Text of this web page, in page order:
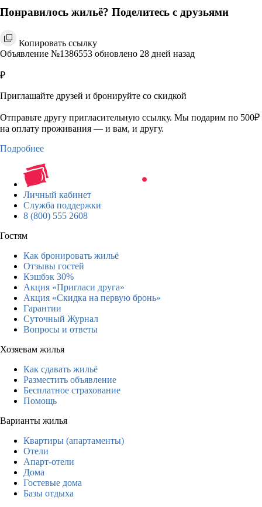
Понравилось жильё? Поделитесь с друзьями
Копировать ссылку
Объявление №1386553 обновлено 28 дней назад
₽
Приглашайте друзей и бронируйте со скидкой
Отправьте другу пригласительную ссылку. Мы подарим по 500₽
на оплату проживания — и вам, и другу.
Подробнее
Личный кабинет
Служба поддержки
8 (800) 555 2608
Гостям
Как бронировать жильё
Отзывы гостей
Кэшбэк 30%
Акция «Пригласи друга»
Акция «Скидка на первую бронь»
Гарантии
Суточный Журнал
Вопросы и ответы
Хозяевам жилья
Как сдавать жильё
Разместить объявление
Бесплатное страхование
Помощь
Варианты жилья
Квартиры (апартаменты)
Отели
Апарт-отели
Дома
Гостевые дома
Базы отдыха